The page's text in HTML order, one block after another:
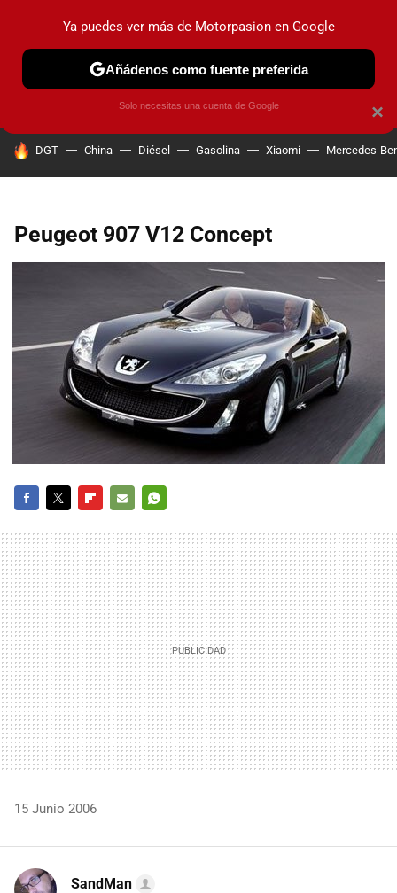
PRUEBAS COCHES ELÉCTRICOS OBSERVATORIO
HOY SE HABLA DE
DGT China Diésel Gasolina Xiaomi Mercedes-
Peugeot 907 V12 Concept
MAIL
15 Junio 2006
SandMan
×
Ya puedes ver más de Motorpasion en Google
Añádenos como fuente preferida
Solo necesitas una cuenta de Google